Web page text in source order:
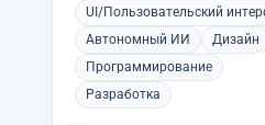
Автономный ИИ
Дизайн
Программирование
Разработка